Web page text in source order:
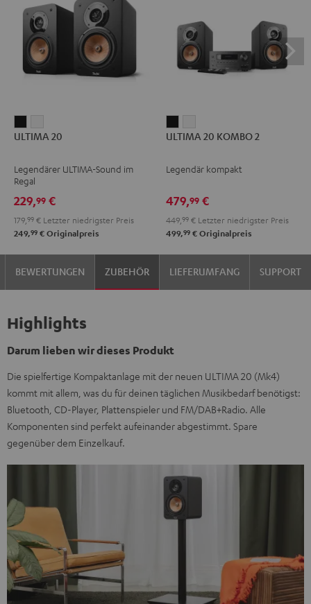
20 20
ULTIMA 20
Legendärer ULTIMA-Sound im
Regal
229,99 €
179, 99 € Letzter niedrigster Preis
249,99 € Originalpreis
20
2
20
2
ULTIMA 20 KOMBO 2
Legendär kompakt
479,99 €
449, 99 € Letzter niedrigster Preis
499,99 € Originalpreis
BEWERTUNGEN ZUBEHÖR LIEFERUMFANG SUPPORT
Highlights
Darum lieben wir dieses Produkt
Die spielfertige Kompaktanlage mit der neuen ULTIMA 20 (Mk4)
kommt mit allem, was du für deinen täglichen Musikbedarf benötigst:
Bluetooth, CD-Player, Plattenspieler und FM/DAB+Radio. Alle
Komponenten sind perfekt aufeinander abgestimmt. Spare
gegenüber dem Einzelkauf.